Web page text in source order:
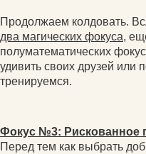
Продолжаем колдовать.
два магических фокуса,
полуматематических
удивить своих друзей или
тренируемся.
Фокус №3: Рискованное
Перед тем как выбрать